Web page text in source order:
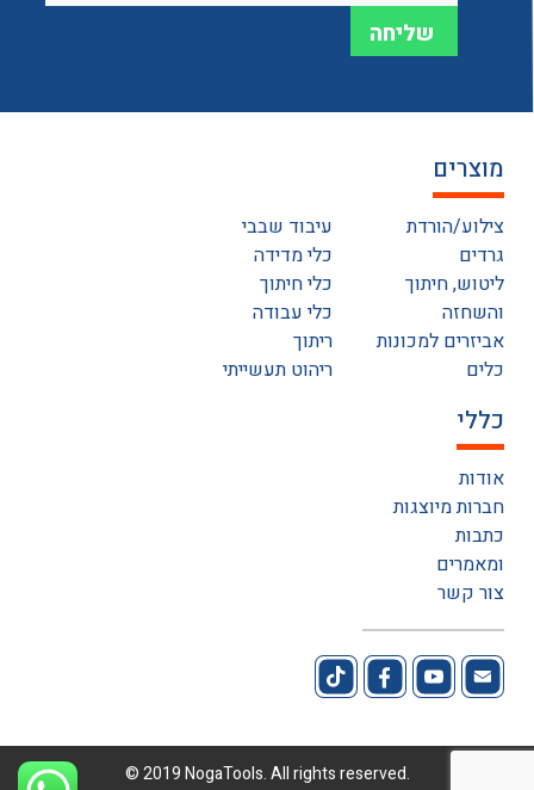
מוצרים
צילוע/הורדת
גרדים
ליטוש, חיתוך
והשחזה
אביזרים למכונות
כלים
עיבוד שבבי
כלי מדידה
כלי חיתוך
כלי עבודה
ריתוך
ריהוט תעשייתי
כללי
אודות
חברות מיוצגות
כתבות
ומאמרים
צור קשר
© 2019 NogaTools. All rights reserved.